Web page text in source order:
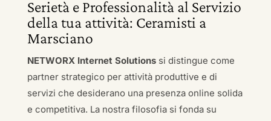
Serietà e Professionalità al Servizio
della tua attività: Ceramisti a
Marsciano
NETWORX Internet Solutionssi distingue come
partner strategico per attività produttive e di
servizi che desiderano una presenza online solida
e competitiva. La nostra filosofia si fonda su